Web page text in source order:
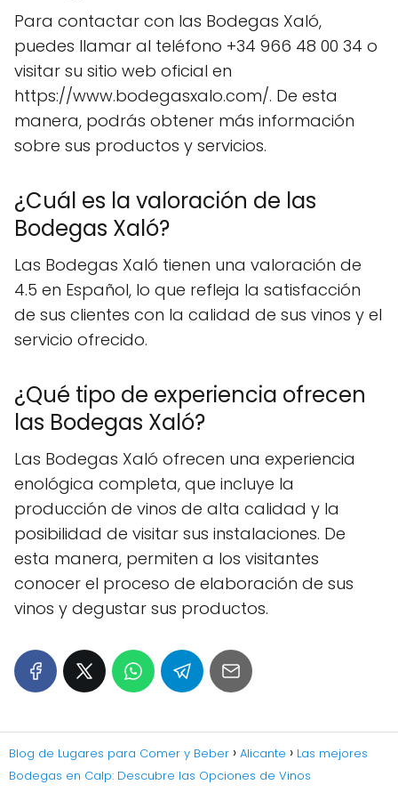
Para contactar con las Bodegas Xaló,
puedes llamar al teléfono +34 966 48 00 34 o
visitar su sitio web oficial en
https://www.bodegasxalo.com/. De esta
manera, podrás obtener más información
sobre sus productos y servicios.
¿Cuál es la valoración de las
Bodegas Xaló?
Las Bodegas Xaló tienen una valoración de
4.5 en Español, lo que refleja la satisfacción
de sus clientes con la calidad de sus vinos y el
servicio ofrecido.
¿Qué tipo de experiencia ofrecen
las Bodegas Xaló?
Las Bodegas Xaló ofrecen una experiencia
enológica completa, que incluye la
producción de vinos de alta calidad y la
posibilidad de visitar sus instalaciones. De
esta manera, permiten a los visitantes
conocer el proceso de elaboración de sus
vinos y degustar sus productos.
Blog de Lugares para Comer y Beber Alicante
Las mejores
Bodegas en Calp: Descubre las Opciones de Vinos